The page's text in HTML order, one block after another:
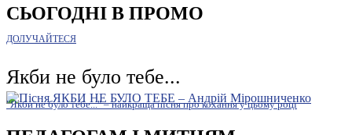
СЬОГОДНІ В ПРОМО
ДОЛУЧАЙТЕСЯ
Якби не було тебе...
"Якби не було тебе..." – найкраща пісня про кохання у цьому році